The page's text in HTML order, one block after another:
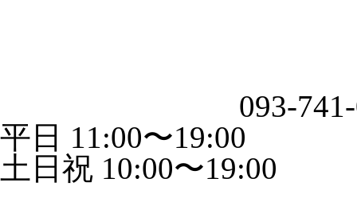
093-
平日 11:00〜19:00
土日祝 10:00〜19:00